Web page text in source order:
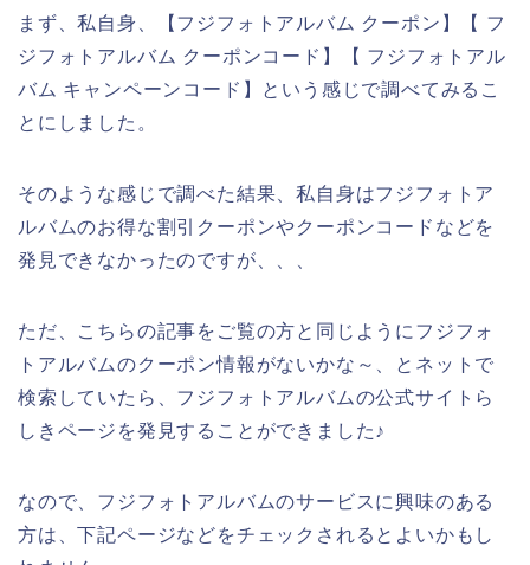
まず、私自身、【フジフォトアルバム クーポン】【 フ
ジフォトアルバム クーポンコード】【 フジフォトアル
バム キャンペーンコード】という感じで調べてみるこ
とにしました。
そのような感じで調べた結果、私自身はフジフォトア
ルバムのお得な割引クーポンやクーポンコードなどを
発見できなかったのですが、、、
ただ、こちらの記事をご覧の方と同じようにフジフォ
トアルバムのクーポン情報がないかな～、とネットで
検索していたら、フジフォトアルバムの公式サイトら
しきページを発見することができました♪
なので、フジフォトアルバムのサービスに興味のある
方は、下記ページなどをチェックされるとよいかもし